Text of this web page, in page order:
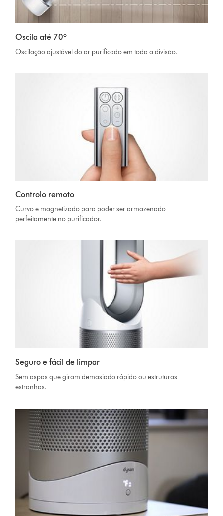
Oscila até 70º
Oscilação ajustável do ar purificado em toda a divisão.
Controlo remoto
Curvo e magnetizado para poder ser armazenado
perfeitamente no purificador.
Seguro e fácil de limpar
Sem aspas que giram demasiado rápido ou estruturas
estranhas.